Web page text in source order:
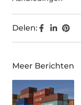
Delen:
Meer Berichten